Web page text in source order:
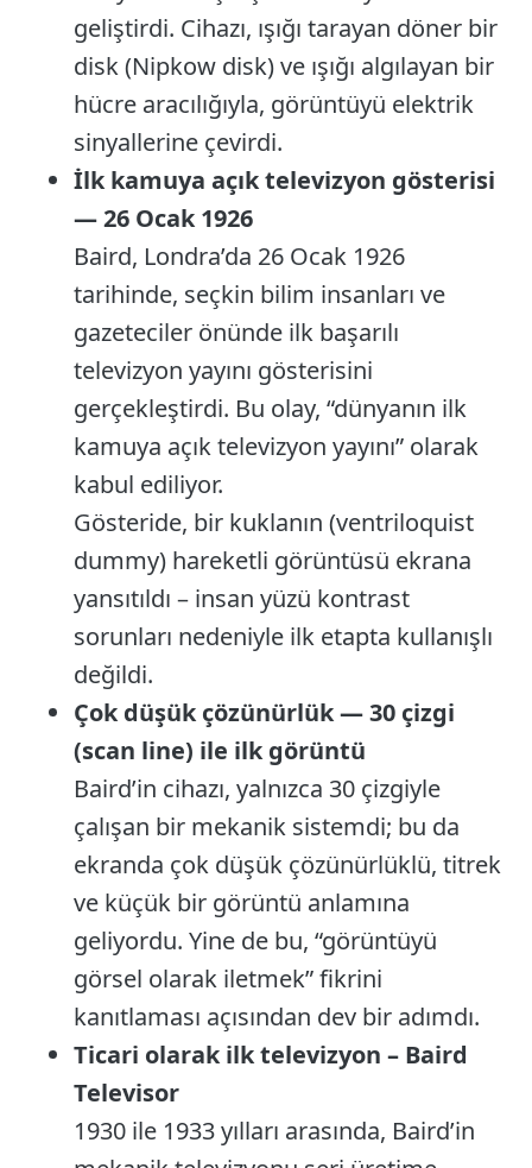
geliştirdi. Cihazı, ışığı tarayan döner bir
disk (Nipkow disk) ve ışığı algılayan bir
hücre aracılığıyla, görüntüyü elektrik
sinyallerine çevirdi.
İlk kamuya açık televizyon gösterisi
— 26 Ocak 1926
Baird, Londra’da 26 Ocak 1926
tarihinde, seçkin bilim insanları ve
gazeteciler önünde ilk başarılı
televizyon yayını gösterisini
gerçekleştirdi. Bu olay, “dünyanın ilk
kamuya açık televizyon yayını” olarak
kabul ediliyor.
Gösteride, bir kuklanın (ventriloquist
dummy) hareketli görüntüsü ekrana
yansıtıldı – insan yüzü kontrast
sorunları nedeniyle ilk etapta kullanışlı
değildi.
Çok düşük çözünürlük — 30 çizgi
(scan line) ile ilk görüntü
Baird’in cihazı, yalnızca 30 çizgiyle
çalışan bir mekanik sistemdi; bu da
ekranda çok düşük çözünürlüklü, titrek
ve küçük bir görüntü anlamına
geliyordu. Yine de bu, “görüntüyü
görsel olarak iletmek” fikrini
kanıtlaması açısından dev bir adımdı.
Ticari olarak ilk televizyon – Baird
Televisor
1930 ile 1933 yılları arasında, Baird’in